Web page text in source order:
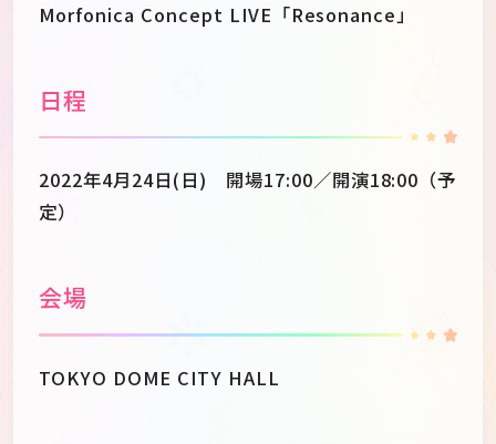
Morfonica Concept LIVE「Resonance」
日程
2022年4月24日(日) 開場17:00／開演18:00（予
定）
会場
TOKYO DOME CITY HALL